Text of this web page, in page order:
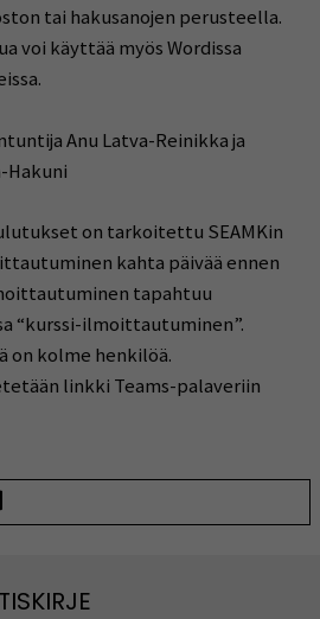
tai hakusanojen perusteella.
voi käyttää myös Wordissa
Anu Latva-Reinikka ja
Hakuni
on tarkoitettu SEAMKin
kahta päivää ennen
tapahtuu
“kurssi-ilmoittautuminen”.
on kolme henkilöä.
linkki Teams-palaveriin